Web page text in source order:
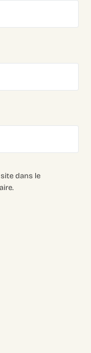
dans le